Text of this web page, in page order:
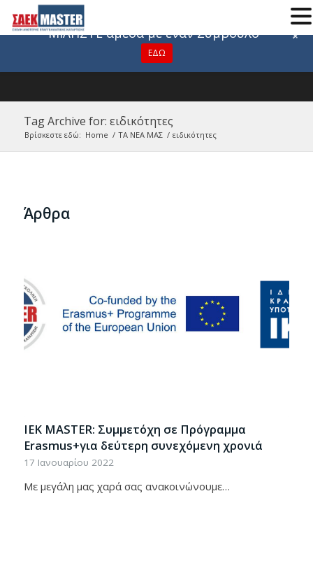
Tag Archive for: ειδικότητες
Βρίσκεστε εδώ: Home / ΤΑ ΝΕΑ ΜΑΣ / ειδικότητες
Άρθρα
ΙΕΚ ΜASTER: Συμμετόχη σε Πρόγραμμα
Εrasmus+για δεύτερη συνεχόμενη χρονιά
17 Ιανουαρίου 2022
Με μεγάλη μας χαρά σας ανακοινώνουμε…
Για οποιαδήποτε πληροφορία
ΜΙΛΗΣΤΕ άμεσα με έναν Σύμβουλο
ΕΔΩ
+